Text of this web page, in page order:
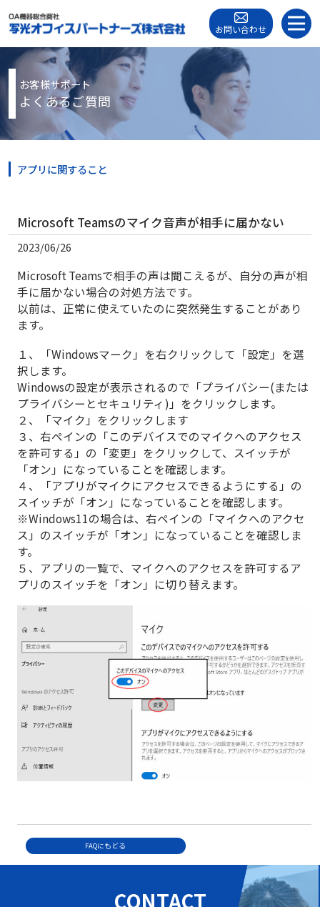
お問い合わせ
お客様サポート
よくあるご質問
アプリに関すること
Microsoft Teamsのマイク音声が相手に届かない
2023/06/26
Microsoft Teamsで相手の声は聞こえるが、自分の声が相
手に届かない場合の対処方法です。
以前は、正常に使えていたのに突然発生することがあり
ます。
１、「Windowsマーク」を右クリックして「設定」を選
択します。
Windowsの設定が表示されるので「プライバシー(または
プライバシーとセキュリティ)」をクリックします。
２、「マイク」をクリックします
３、右ペインの「このデバイスでのマイクへのアクセス
を許可する」の「変更」をクリックして、スイッチが
「オン」になっていることを確認します。
４、「アプリがマイクにアクセスできるようにする」の
スイッチが「オン」になっていることを確認します。
※Windows11の場合は、右ペインの「マイクへのアクセ
ス」のスイッチが「オン」になっていることを確認しま
す。
５、アプリの一覧で、マイクへのアクセスを許可するア
プリのスイッチを「オン」に切り替えます。
FAQにもどる
CONTACT